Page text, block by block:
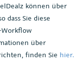
können über
dass Sie diese
über
finden Sie hier.